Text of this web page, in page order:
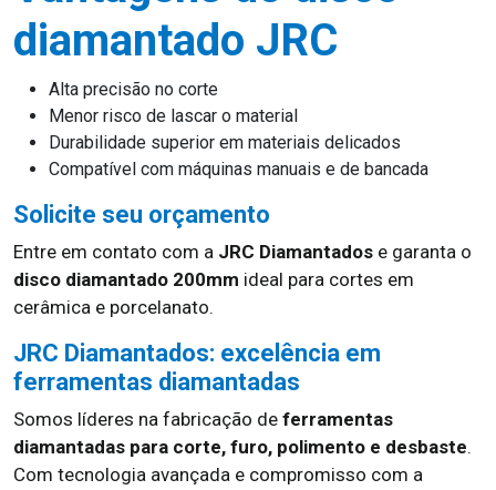
diamantado JRC
Alta precisão no corte
Menor risco de lascar o material
Durabilidade superior em materiais delicados
Compatível com máquinas manuais e de bancada
Solicite seu orçamento
Entre em contato com a JRC Diamantados e garanta o
disco diamantado 200mm ideal para cortes em
cerâmica e porcelanato.
JRC Diamantados: excelência em
ferramentas diamantadas
Somos líderes na fabricação de ferramentas
diamantadas para corte, furo, polimento e desbaste.
Com tecnologia avançada e compromisso com a